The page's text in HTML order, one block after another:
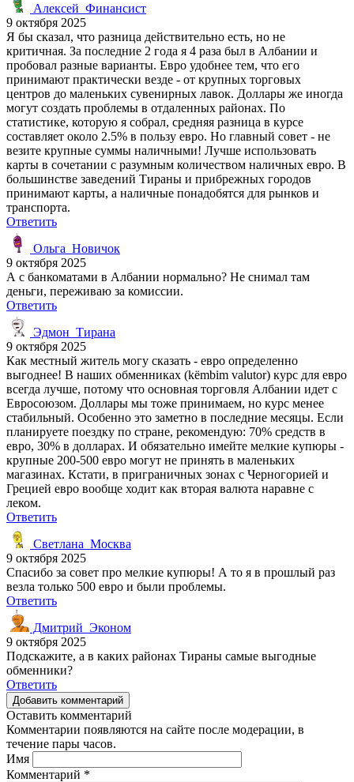
Алексей_Финансист
9 октября 2025
Я бы сказал, что разница действительно есть, но не
критичная. За последние 2 года я 4 раза был в Албании и
пробовал разные варианты. Евро удобнее тем, что его
принимают практически везде - от крупных торговых
центров до маленьких сувенирных лавок. Доллары же иногда
могут создать проблемы в отдаленных районах. По
статистике, которую я собрал, средняя разница в курсе
составляет около 2.5% в пользу евро. Но главный совет - не
везите крупные суммы наличными! Лучше использовать
карты в сочетании с разумным количеством наличных евро. В
большинстве заведений Тираны и прибрежных городов
принимают карты, а наличные понадобятся для рынков и
транспорта.
Ответить
Ольга_Новичок
9 октября 2025
А с банкоматами в Албании нормально? Не снимал там
деньги, переживаю за комиссии.
Ответить
Эдмон_Тирана
9 октября 2025
Как местный житель могу сказать - евро определенно
выгоднее! В наших обменниках (këmbim valutor) курс для евро
всегда лучше, потому что основная торговля Албании идет с
Евросоюзом. Доллары мы тоже принимаем, но курс менее
стабильный. Особенно это заметно в последние месяцы. Если
планируете поездку по стране, рекомендую: 70% средств в
евро, 30% в долларах. И обязательно имейте мелкие купюры -
крупные 200-500 евро могут не принять в маленьких
магазинах. Кстати, в приграничных зонах с Черногорией и
Грецией евро вообще ходит как вторая валюта наравне с
леком.
Ответить
Светлана_Москва
9 октября 2025
Спасибо за совет про мелкие купюры! А то я в прошлый раз
везла только 500 евро и были проблемы.
Ответить
Дмитрий_Эконом
9 октября 2025
Подскажите, а в каких районах Тираны самые выгодные
обменники?
Ответить
Добавить комментарий
Оставить комментарий
Комментарии появляются на сайте после модерации, в
течение пары часов.
Имя
Комментарий *